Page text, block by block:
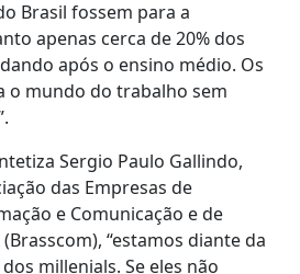
Brasil fossem para a
apenas cerca de 20% dos
após o ensino médio. Os
o mundo do trabalho sem
Sergio Paulo Gallindo,
das Empresas de
e Comunicação e de
“estamos diante da
millenials. Se eles não